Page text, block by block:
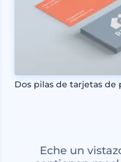
Dos pilas de tarjetas de
Eche un